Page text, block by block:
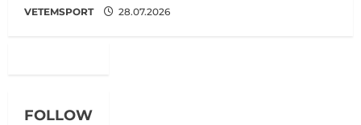
VETEMSPORT 28.07.2026
FOLLOW